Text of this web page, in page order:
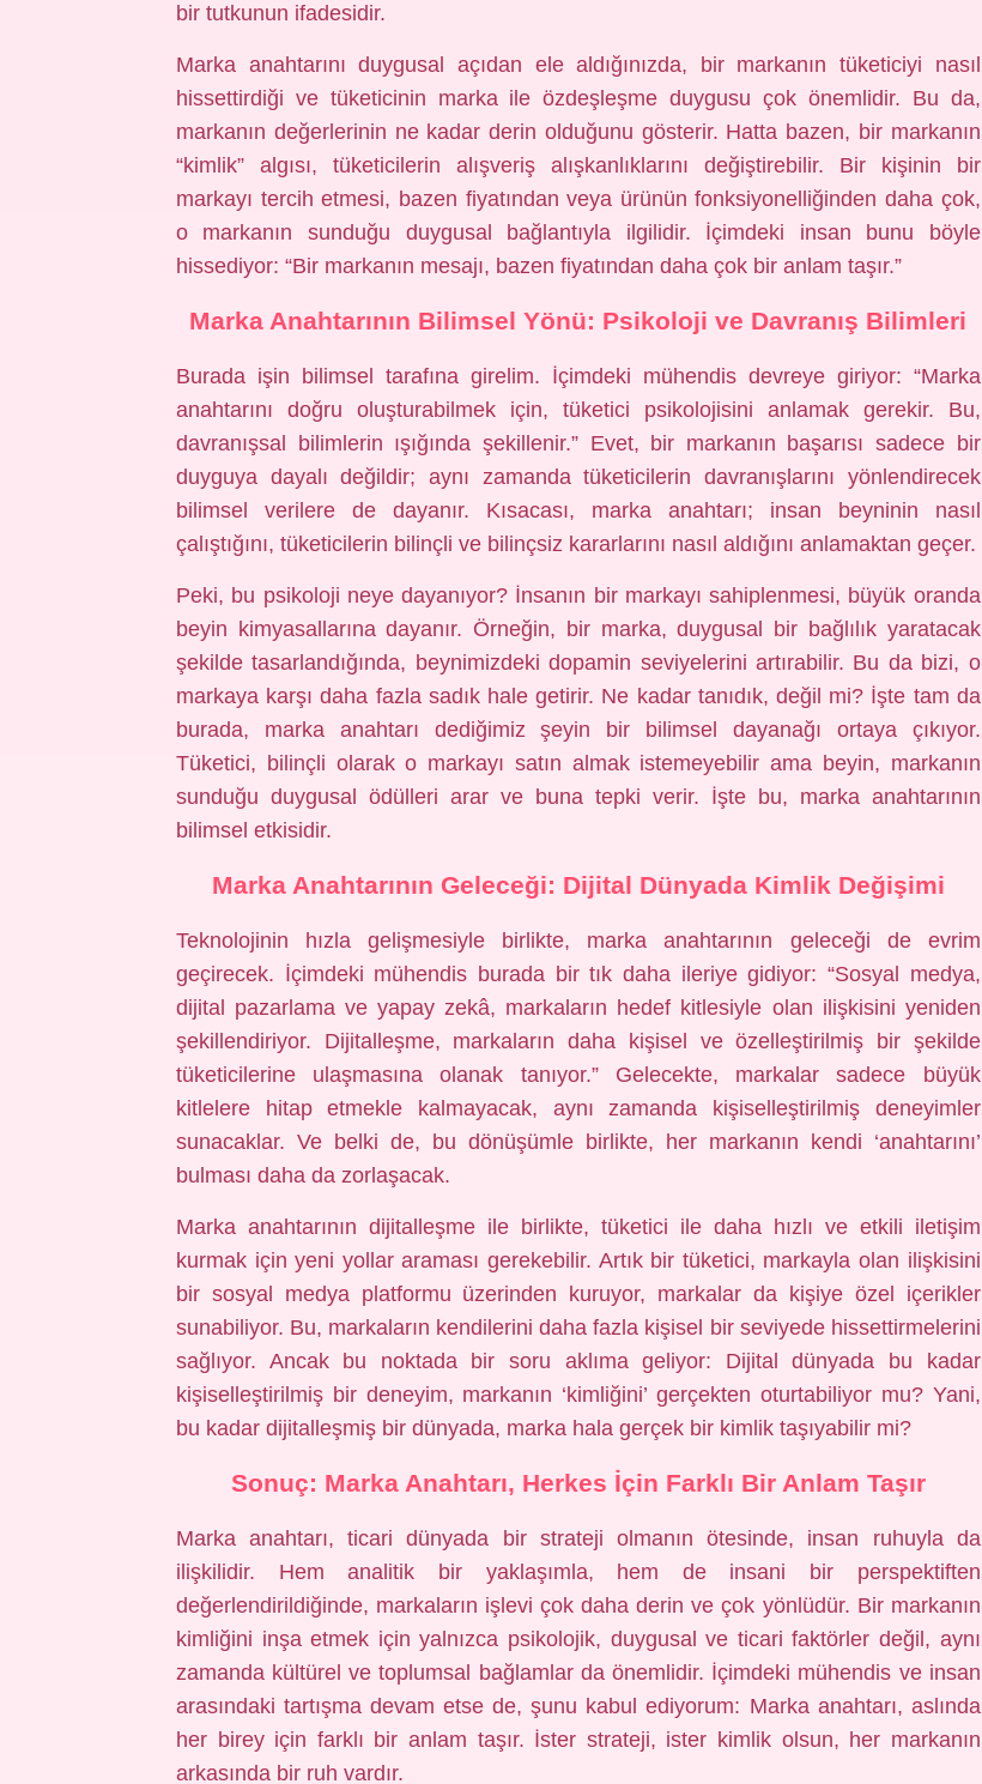
bir tutkunun ifadesidir.
Marka anahtarını duygusal açıdan ele aldığınızda, bir markanın tüketiciyi nasıl
hissettirdiği ve tüketicinin marka ile özdeşleşme duygusu çok önemlidir. Bu da,
markanın değerlerinin ne kadar derin olduğunu gösterir. Hatta bazen, bir markanın
“kimlik” algısı, tüketicilerin alışveriş alışkanlıklarını değiştirebilir. Bir kişinin bir
markayı tercih etmesi, bazen fiyatından veya ürünün fonksiyonelliğinden daha çok,
o markanın sunduğu duygusal bağlantıyla ilgilidir. İçimdeki insan bunu böyle
hissediyor: “Bir markanın mesajı, bazen fiyatından daha çok bir anlam taşır.”
Marka Anahtarının Bilimsel Yönü: Psikoloji ve Davranış Bilimleri
Burada işin bilimsel tarafına girelim. İçimdeki mühendis devreye giriyor: “Marka
anahtarını doğru oluşturabilmek için, tüketici psikolojisini anlamak gerekir. Bu,
davranışsal bilimlerin ışığında şekillenir.” Evet, bir markanın başarısı sadece bir
duyguya dayalı değildir; aynı zamanda tüketicilerin davranışlarını yönlendirecek
bilimsel verilere de dayanır. Kısacası, marka anahtarı; insan beyninin nasıl
çalıştığını, tüketicilerin bilinçli ve bilinçsiz kararlarını nasıl aldığını anlamaktan geçer.
Peki, bu psikoloji neye dayanıyor? İnsanın bir markayı sahiplenmesi, büyük oranda
beyin kimyasallarına dayanır. Örneğin, bir marka, duygusal bir bağlılık yaratacak
şekilde tasarlandığında, beynimizdeki dopamin seviyelerini artırabilir. Bu da bizi, o
markaya karşı daha fazla sadık hale getirir. Ne kadar tanıdık, değil mi? İşte tam da
burada, marka anahtarı dediğimiz şeyin bir bilimsel dayanağı ortaya çıkıyor.
Tüketici, bilinçli olarak o markayı satın almak istemeyebilir ama beyin, markanın
sunduğu duygusal ödülleri arar ve buna tepki verir. İşte bu, marka anahtarının
bilimsel etkisidir.
Marka Anahtarının Geleceği: Dijital Dünyada Kimlik Değişimi
Teknolojinin hızla gelişmesiyle birlikte, marka anahtarının geleceği de evrim
geçirecek. İçimdeki mühendis burada bir tık daha ileriye gidiyor: “Sosyal medya,
dijital pazarlama ve yapay zekâ, markaların hedef kitlesiyle olan ilişkisini yeniden
şekillendiriyor. Dijitalleşme, markaların daha kişisel ve özelleştirilmiş bir şekilde
tüketicilerine ulaşmasına olanak tanıyor.” Gelecekte, markalar sadece büyük
kitlelere hitap etmekle kalmayacak, aynı zamanda kişiselleştirilmiş deneyimler
sunacaklar. Ve belki de, bu dönüşümle birlikte, her markanın kendi ‘anahtarını’
bulması daha da zorlaşacak.
Marka anahtarının dijitalleşme ile birlikte, tüketici ile daha hızlı ve etkili iletişim
kurmak için yeni yollar araması gerekebilir. Artık bir tüketici, markayla olan ilişkisini
bir sosyal medya platformu üzerinden kuruyor, markalar da kişiye özel içerikler
sunabiliyor. Bu, markaların kendilerini daha fazla kişisel bir seviyede hissettirmelerini
sağlıyor. Ancak bu noktada bir soru aklıma geliyor: Dijital dünyada bu kadar
kişiselleştirilmiş bir deneyim, markanın ‘kimliğini’ gerçekten oturtabiliyor mu? Yani,
bu kadar dijitalleşmiş bir dünyada, marka hala gerçek bir kimlik taşıyabilir mi?
Sonuç: Marka Anahtarı, Herkes İçin Farklı Bir Anlam Taşır
Marka anahtarı, ticari dünyada bir strateji olmanın ötesinde, insan ruhuyla da
ilişkilidir. Hem analitik bir yaklaşımla, hem de insani bir perspektiften
değerlendirildiğinde, markaların işlevi çok daha derin ve çok yönlüdür. Bir markanın
kimliğini inşa etmek için yalnızca psikolojik, duygusal ve ticari faktörler değil, aynı
zamanda kültürel ve toplumsal bağlamlar da önemlidir. İçimdeki mühendis ve insan
arasındaki tartışma devam etse de, şunu kabul ediyorum: Marka anahtarı, aslında
her birey için farklı bir anlam taşır. İster strateji, ister kimlik olsun, her markanın
arkasında bir ruh vardır.